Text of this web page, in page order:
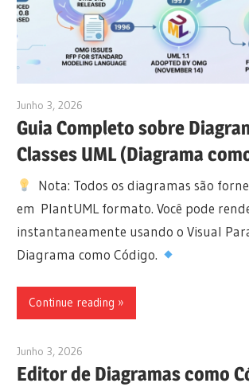
Junho 3, 2026
Guia Completo sobre
Classes UML (Diagrama
Nota: Todos os diagramas são
em PlantUML formato. Você pode
instantaneamente usando o Visual
Diagrama como Código.
Continue reading
Junho 3, 2026
Editor de Diagramas como